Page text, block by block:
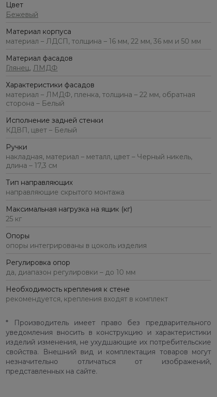
Цвет
Бежевый
Материал корпуса
материал – ЛДСП, толщина – 16 мм, 22 мм, 36 мм и 50 мм
Материал фасадов
Глянец, ЛМДФ
Характеристики фасадов
материал – ЛМДФ, пленка, толщина – 22 мм, обратная
сторона – Белый
Исполнение задней стенки
КДВП, цвет – Белый
Ручки
накладная, материал – металл, цвет – Черный никель,
длина – 17,3 см
Тип направляющих
направляющие скрытого монтажа
Максимальная нагрузка на ящик (кг)
25 кг
Опоры
опоры интегрированы в цоколь изделия
Регулировка опор
да, диапазон регулировки – до 10 мм
Необходимость крепления к стене
рекомендуется, крепления входят в комплект
* Производитель имеет право без предварительного
уведомления вносить в конструкцию и характеристики
изделий изменения, не ухудшающие их потребительские
свойства. Внешний вид и комплектация товаров могут
незначительно отличаться от изображений,
представленных на сайте.